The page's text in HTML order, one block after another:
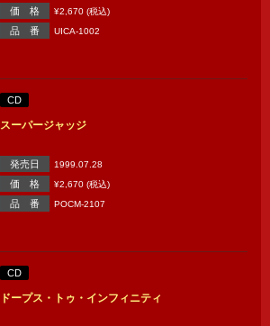
価 格 ¥2,670 (税込)
品 番 UICA-1002
CD
スーパージャッジ
発売日 1999.07.28
価 格 ¥2,670 (税込)
品 番 POCM-2107
CD
ドープス・トゥ・インフィニティ